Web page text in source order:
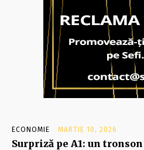
ECONOMIE MARTIE 10, 2026
Surpriză pe A1: un